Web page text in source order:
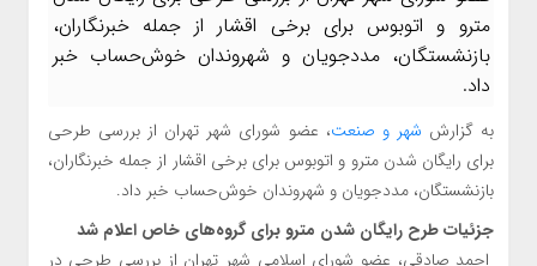
مترو و اتوبوس برای برخی اقشار از جمله خبرنگاران،
بازنشستگان، مددجویان و شهروندان خوش‌حساب خبر
داد.
به گزارش شهر و صنعت، عضو شورای شهر تهران از بررسی طرحی
برای رایگان شدن مترو و اتوبوس برای برخی اقشار از جمله خبرنگاران،
بازنشستگان، مددجویان و شهروندان خوش‌حساب خبر داد.
جزئیات طرح رایگان شدن مترو برای گروه‌های خاص اعلام شد
احمد صادقی، عضو شورای اسلامی شهر تهران از بررسی طرحی در